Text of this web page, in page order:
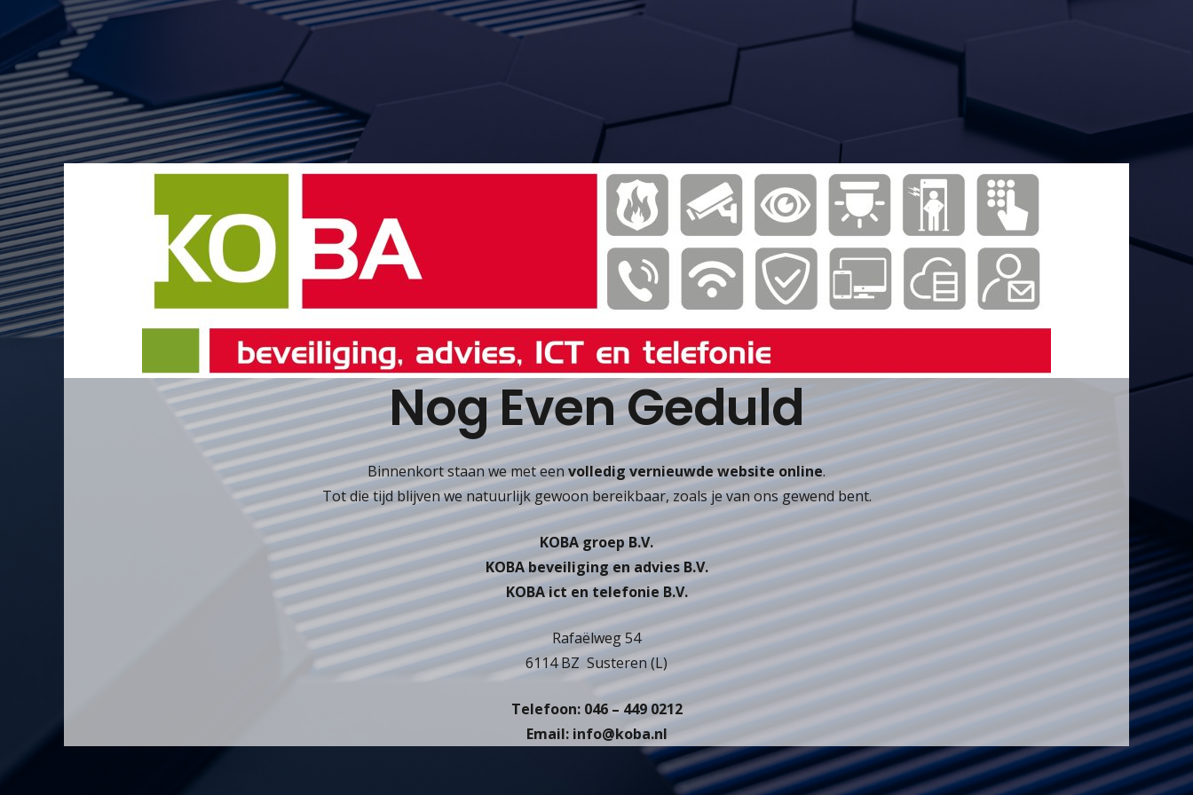
Nog Even Geduld
Binnenkort staan we met eenvolledig vernieuwde website online.
Tot die tijd blijven we natuurlijk gewoon bereikbaar, zoals je van ons gewend bent.
KOBA groep B.V.
KOBA beveiliging en advies B.V.
KOBA ict en telefonie B.V.
Rafaëlweg 54
6114 BZ Susteren (L)
Telefoon: 046 – 449 0212
Email: info@koba.nl